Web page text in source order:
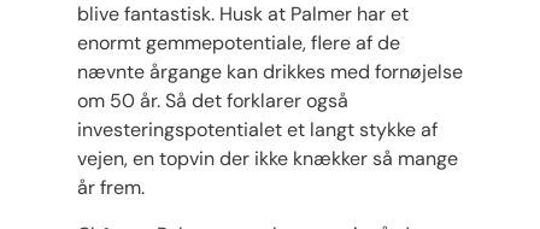
blive fantastisk. Husk at Palmer har et
enormt gemmepotentiale, flere af de
nævnte årgange kan drikkes med fornøjelse
om 50 år. Så det forklarer også
investeringspotentialet et langt stykke af
vejen, en topvin der ikke knækker så mange
år frem.